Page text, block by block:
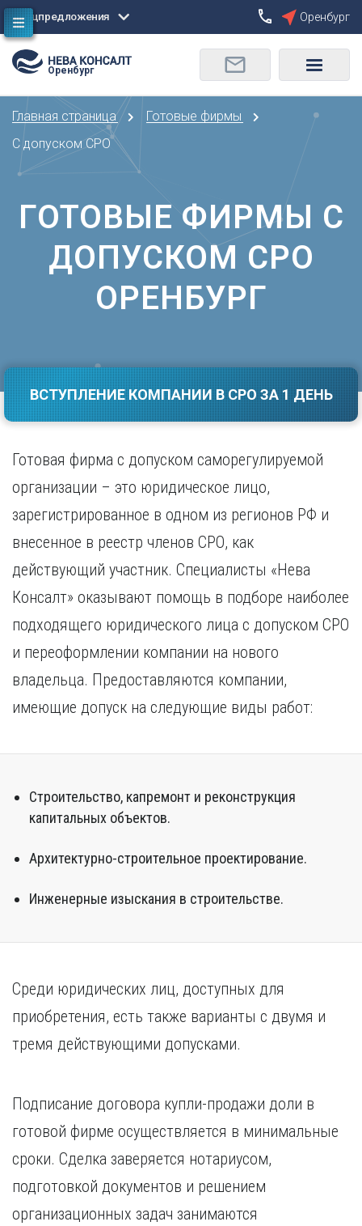
Сбросить
Москва
Санкт-Петербург
Архангельск
Б
Барнаул
Белгород
Брянск
Владимир
Волгоград
Воронеж
Е
Екатеринбург
И
Ижевск
Иркутск
К
Казань
Калуга
Кемерово
Киров
Краснодар
Красноярск
Курск
Липецк
Магнитогорск
Мурманск
Нижний Тагил
Новокузнецк
Новосибирск
О
Орел
Пермь
Р
Ростов-на-Дону
Рязань
С
Саратов
Севастополь
Симферополь
Сочи
Ставрополь
Тамбов
Тверь
Тольятти
Тула
Тюмень
У
Улан-Удэ
Уфа
Ч
Череповец
Я
Спецпредложения Оренбург
Оренбург
Главная страница
Готовые фирмы
С допуском СРО
ГОТОВЫЕ ФИРМЫ С
ДОПУСКОМ СРО
ОРЕНБУРГ
ВСТУПЛЕНИЕ КОМПАНИИ В СРО ЗА 1 ДЕНЬ
Готовая фирма с допуском саморегулируемой
организации – это юридическое лицо,
зарегистрированное в одном из регионов РФ и
внесенное в реестр членов СРО, как
действующий участник. Специалисты «Нева
Консалт» оказывают помощь в подборе наиболее
подходящего юридического лица с допуском СРО
и переоформлении компании на нового
владельца. Предоставляются компании,
имеющие допуск на следующие виды работ:
Строительство, капремонт и реконструкция
капитальных объектов.
Архитектурно-строительное проектирование.
Инженерные изыскания в строительстве.
Среди юридических лиц, доступных для
приобретения, есть также варианты с двумя и
тремя действующими допусками.
Подписание договора купли-продажи доли в
готовой фирме осуществляется в минимальные
сроки. Сделка заверяется нотариусом,
подготовкой документов и решением
организационных задач занимаются